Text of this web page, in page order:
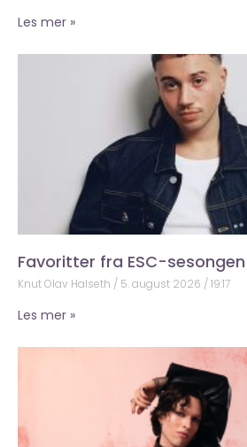
Les mer »
Favoritter fra ESC-sesongen
Knut Olav Halseth 5. august 2026 19:17
Les mer »